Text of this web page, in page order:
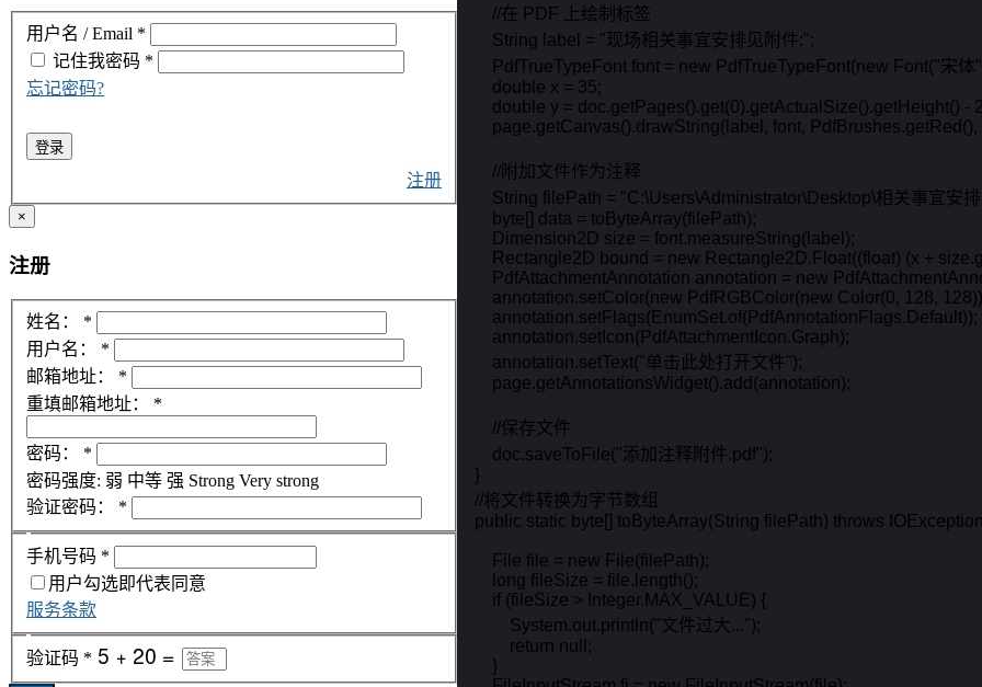
        //在 PDF 上绘制标签
        String label = "现场相关事宜安排见附件:";
PdfTrueTypeFont font = new PdfTrueTypeFont(new Font("宋体
        double x = 35;
double y = doc.getPages().get(0).getActualSize().getHeight() -
page.getCanvas().drawString(label, font, PdfBrushes.getRed(),
        //附加文件作为注释
String filePath = "C:\Users\Administrator\Desktop\相关事宜安排
        byte[] data = toByteArray(filePath);
        Dimension2D size = font.measureString(label);
Rectangle2D bound = new Rectangle2D.Float((float) (x +
PdfAttachmentAnnotation annotation = new
annotation.setColor(new PdfRGBColor(new Color(0, 128,
        annotation.setFlags(EnumSet.of(PdfAnnotationFlags.Default));
        annotation.setIcon(PdfAttachmentIcon.Graph);
        annotation.setText("单击此处打开文件");
        page.getAnnotationsWidget().add(annotation);
        //保存文件
        doc.saveToFile("添加注释附件.pdf");
    }
    //将文件转换为字节数组
public static byte[] toByteArray(String filePath) throws
        File file = new File(filePath);
        long fileSize = file.length();
        if (fileSize > Integer.MAX_VALUE) {
            System.out.println("文件过大...");
            return null;
        }
用户名 / Email *
密码 *
记住我
忘记密码?
登录
注册
×
注册
姓名：
*
用户名：
*
邮箱地址：
*
重填邮箱地址：
*
密码：
*
密码强度: 弱 中等 强 Strong Very strong
验证密码：
*
手机号码 *
用户勾选即代表同意
服务条款
验证码 *